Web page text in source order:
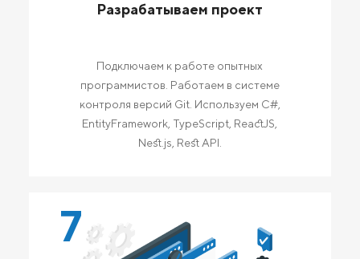
Разрабатываем проект
Подключаем к работе опытных
программистов. Работаем в системе
контроля версий Git. Используем C#,
EntityFramework, TypeScript, ReactJS,
Nest.js, Rest API.
7